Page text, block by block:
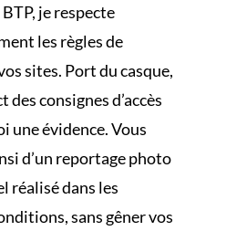
je respecte
les règles de
sites. Port du casque,
des consignes d’accès
une évidence. Vous
d’un reportage photo
réalisé dans les
sans gêner vos